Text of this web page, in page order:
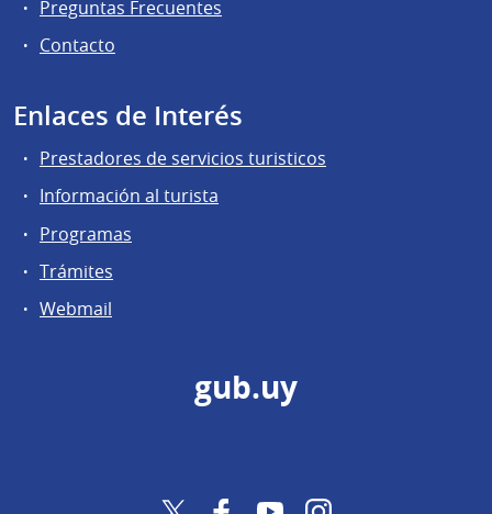
Preguntas Frecuentes
Contacto
Enlaces de Interés
Prestadores de servicios turisticos
Información al turista
Programas
Trámites
Webmail
gub.uy